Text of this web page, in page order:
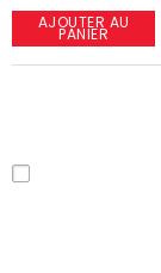
AJOUTER AU
PANIER